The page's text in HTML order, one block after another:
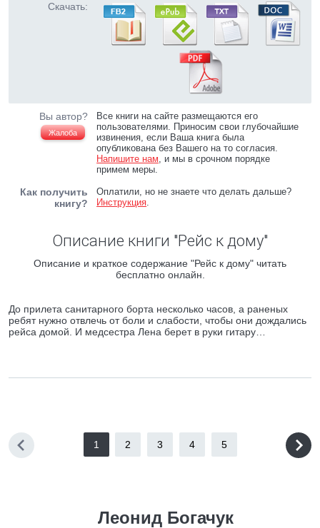
Скачать:
Вы автор?
Жалоба
Все книги на сайте размещаются его
пользователями. Приносим свои глубочайшие
извинения, если Ваша книга была
опубликована без Вашего на то согласия.
Напишите нам, и мы в срочном порядке
примем меры.
Как получить
книгу?
Оплатили, но не знаете что делать дальше?
Инструкция.
Описание книги "Рейс к дому"
Описание и краткое содержание "Рейс к дому" читать
бесплатно онлайн.
До прилета санитарного борта несколько часов, а раненых
ребят нужно отвлечь от боли и слабости, чтобы они дождались
рейса домой. И медсестра Лена берет в руки гитару…
1 2 3 4 5
Леонид Богачук